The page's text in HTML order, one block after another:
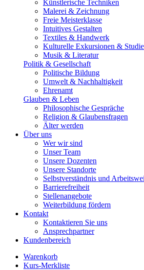
Künstlerische Techniken
Malerei & Zeichnung
Freie Meisterklasse
Intuitives Gestalten
Textiles & Handwerk
Kulturelle Exkursionen &
Musik & Literatur
Politik & Gesellschaft
Politische Bildung
Umwelt & Nachhaltigkeit
Ehrenamt
Glauben & Leben
Philosophische Gespräche
Religion & Glaubensfragen
Älter werden
Über uns
Wer wir sind
Unser Team
Unsere Dozenten
Unsere Standorte
Selbstverständnis und
Barrierefreiheit
Stellenangebote
Weiterbildung fördern
Kontakt
Kontaktieren Sie uns
Ansprechpartner
Kundenbereich
Warenkorb
Kurs-Merkliste